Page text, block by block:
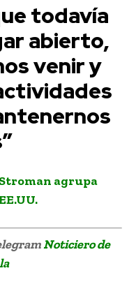
todavía
abierto,
venir y
agrupa
Noticiero de